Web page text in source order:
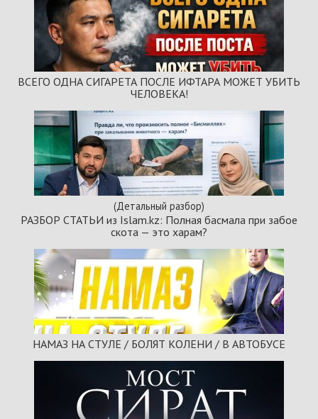
ВСЕГО ОДНА СИГАРЕТА ПОСЛЕ ИФТАРА МОЖЕТ УБИТЬ
ЧЕЛОВЕКА!
(Детальный разбор)
РАЗБОР СТАТЬИ из Islam.kz: Полная басмала при забое
скота — это харам?
НАМАЗ НА СТУЛЕ / БОЛЯТ КОЛЕНИ / В АВТОБУСЕ